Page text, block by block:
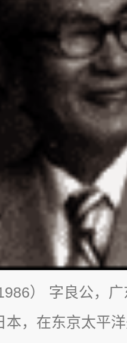
） 字良公，
本，在东京太平